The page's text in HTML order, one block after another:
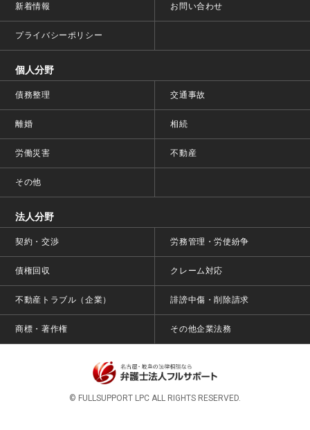
新着情報 お問い合わせ
プライバシーポリシー
個人分野
債務整理 交通事故
離婚 相続
労働災害 不動産
その他
法人分野
契約・交渉 労務管理・労使紛争
債権回収 クレーム対応
不動産トラブル（企業） 誹謗中傷・削除請求
商標・著作権 その他企業法務
© FULLSUPPORT LPC ALL RIGHTS RESERVED.